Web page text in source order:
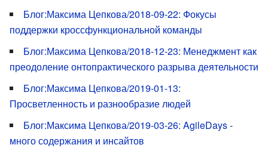
Блог:Максима Цепкова/2018-09-22: Фокусы
поддержки кроссфункциональной команды
Блог:Максима Цепкова/2018-12-23: Менеджмент как
преодоление онтопрактического разрыва деятельности
Блог:Максима Цепкова/2019-01-13:
Просветленность и разнообразие людей
Блог:Максима Цепкова/2019-03-26: AgileDays -
много содержания и инсайтов